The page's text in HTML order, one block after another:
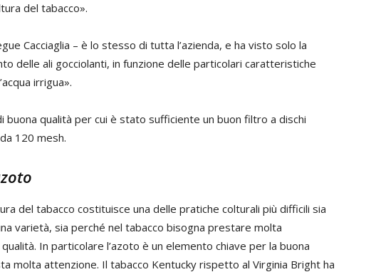
del tabacco».
Cacciaglia – è lo stesso di tutta l’azienda, e ha visto solo la
delle ali gocciolanti, in funzione delle particolari caratteristiche
irrigua».
buona qualità per cui è stato sufficiente un buon filtro a dischi
120 mesh.
del tabacco costituisce una delle pratiche colturali più difficili sia
varietà, sia perché nel tabacco bisogna prestare molta
In particolare l’azoto è un elemento chiave per la buona
molta attenzione. Il tabacco Kentucky rispetto al Virginia Bright ha